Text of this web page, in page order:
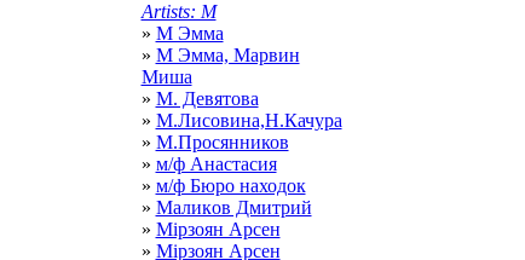
Artists: М
» М Эмма
» М Эмма, Марвин
Миша
» М. Девятова
» М.Лисовина,Н.Качура
» М.Просянников
» м/ф Анастасия
» м/ф Бюро находок
» Мaликoв Дмитрий
» Мiрзоян Арсен
» Мірзоян Арсен